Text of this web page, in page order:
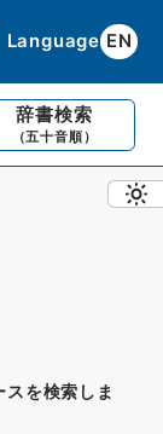
Language EN
辞書検索
（五十音順）
を検索しま